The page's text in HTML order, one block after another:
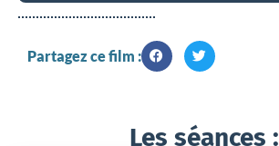
Partagez ce film :
Les séances :